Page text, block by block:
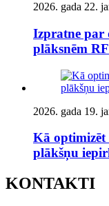
2026. gada 22.
Izpratne par
plāksnēm
2026. gada 19.
Kā optimizēt
plākšņu
KONTAKTI